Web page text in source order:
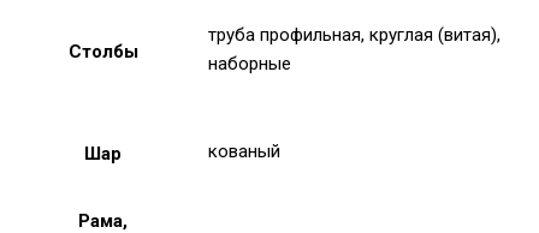
Столбы
труба профильная, круглая (витая),
наборные
Шар кованый
Рама,